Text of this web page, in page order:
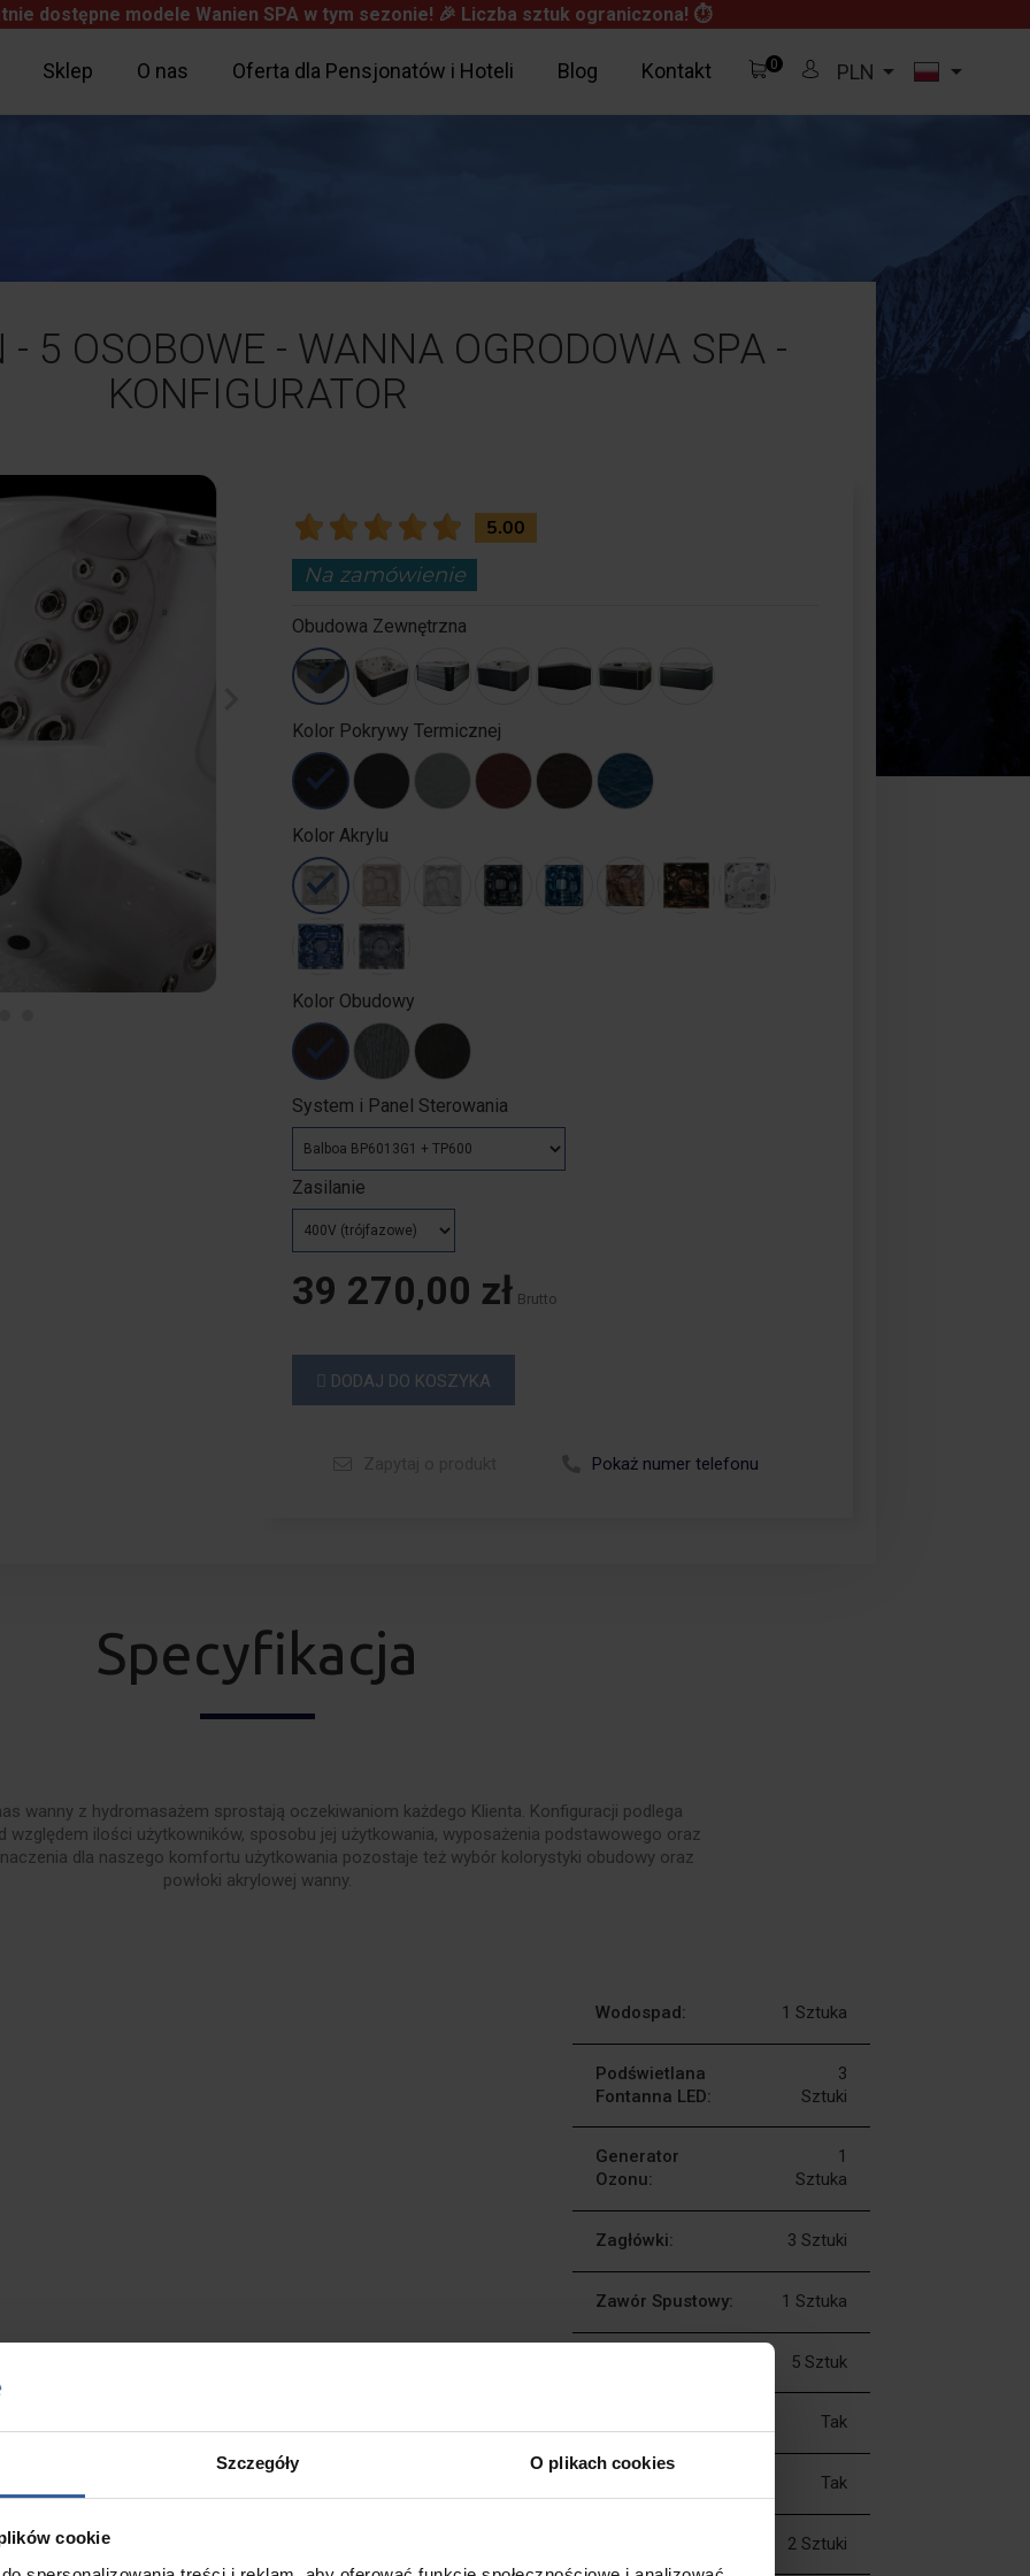
Szczegóły O plikach cookies
cookie
dostępne modele Wanien SPA w tym sezonie! 🎉 Liczba sztuk ograniczona! ⏱
Sklep O nas Oferta dla Pensjonatów i Hoteli Blog Kontakt 
PLN 
Produkty 0,00 zł
Realizacja Zamówienia
0
- 5 OSOBOWE - WANNA OGRODOWA SPA -
KONFIGURATOR
5.00
Na zamówienie
Obudowa Zewnętrzna
Kolor Pokrywy Termicznej
Kolor Akrylu
Kolor Obudowy
System i Panel Sterowania
Zasilanie
39 270,00 zł Brutto
DODAJ DO KOSZYKA
Zadzwoń +48 664 113 007
Pokaż numer telefonu
Specyfikacja
wanny z hydromasażem sprostają oczekiwaniom każdego Klienta. Konfiguracji podlega
względem ilości użytkowników, sposobu jej użytkowania, wyposażenia podstawowego oraz
dla naszego komfortu użytkowania pozostaje też wybór kolorystyki obudowy oraz
powłoki akrylowej wanny.
Wodospad: 1 Sztuka
Podświetlana
Fontanna LED:
3
Sztuki
Generator
Ozonu:
1
Sztuka
Zagłówki: 3 Sztuki
Zawór Spustowy: 1 Sztuka
5 Sztuk
Tak
Tak
2 Sztuki